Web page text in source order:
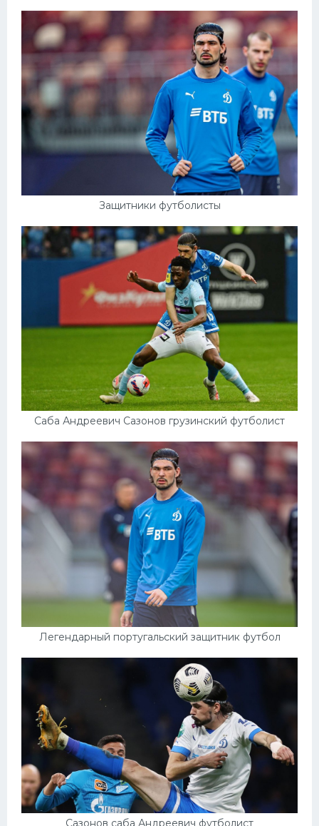
Защитники футболисты
Саба Андреевич Сазонов грузинский футболист
Легендарный португальский защитник футбол